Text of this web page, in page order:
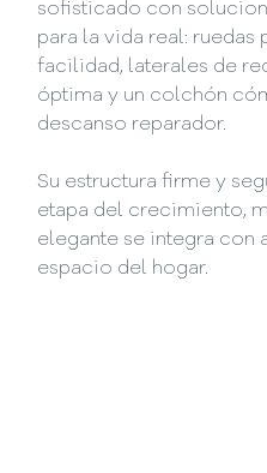
sofisticado con
para la vida real: ruedas
facilidad, laterales de
óptima y un colchón
descanso reparador.
Su estructura firme y
etapa del crecimiento,
elegante se integra con
espacio del hogar.